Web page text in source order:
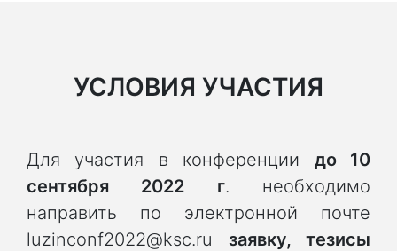
УСЛОВИЯ УЧАСТИЯ
Для участия в конференции до 10
сентября 2022 г. необходимо
направить по электронной почте
luzinconf2022@ksc.ru заявку, тезисы